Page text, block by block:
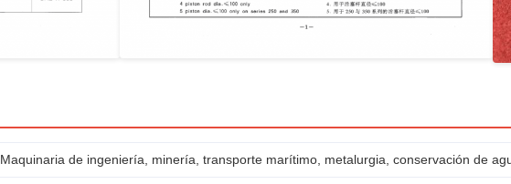
Maquinaria de ingeniería, minería, transporte marítimo, metalurgia, conservación de